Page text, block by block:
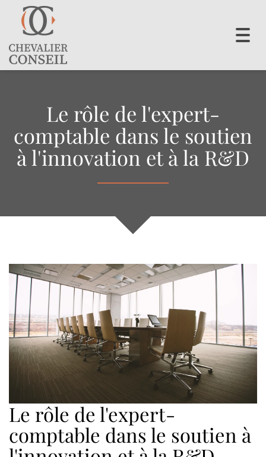
Le rôle de l'expert-
comptable dans le soutien
à l'innovation et à la R&D
Le rôle de l'expert-
comptable dans le soutien à